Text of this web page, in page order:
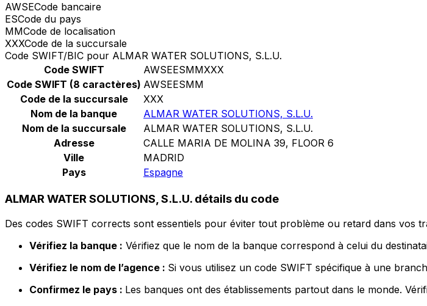
AWSECode bancaire
ESCode du pays
MMCode de localisation
XXXCode de la succursale
Code SWIFT/BIC pour ALMAR WATER SOLUTIONS, S.L.U.
Code SWIFT
AWSEESMMXXX
Code SWIFT (8 caractères) AWSEESMM
Code de la succursale
XXX
Nom de la banque
ALMAR WATER SOLUTIONS, S.L.U.
Nom de la succursale
ALMAR WATER SOLUTIONS, S.L.U.
Adresse
CALLE MARIA DE MOLINA 39, FLOOR 6
Ville
MADRID
Pays
Espagne
ALMAR WATER SOLUTIONS, S.L.U. détails du code
Des codes SWIFT corrects sont essentiels pour éviter tout problème ou retard dans vos
Vérifiez la banque : Vérifiez que le nom de la banque correspond à celui du
Vérifiez le nom de l’agence : Si vous utilisez un code SWIFT spécifique à une
Confirmez le pays : Les banques ont des établissements partout dans le monde.